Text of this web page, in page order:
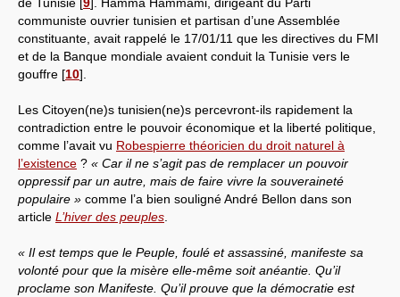
communiste ouvrier tunisien et partisan d’une Assemblée
constituante, avait rappelé le 17/01/11 que les directives du FMI
et de la Banque mondiale avaient conduit la Tunisie vers le
gouffre [10]
Les Citoyen(ne)s tunisien(ne)s percevront-ils rapidement la
contradiction entre le pouvoir économique et la liberté politique,
comme l’avait vu Robespierre théoricien du droit naturel à
l’existence ? « Car il ne s’agit pas de remplacer un pouvoir
oppressif par un autre, mais de faire vivre la souveraineté
populaire » comme l’a bien souligné André Bellon dans son
article L’hiver des peuples
« Il est temps que le Peuple, foulé et assassiné, manifeste sa
volonté pour que la misère elle-même soit anéantie. Qu’il
proclame son Manifeste. Qu’il prouve que la démocratie est